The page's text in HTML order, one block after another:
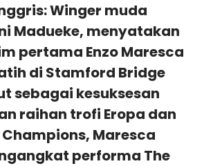
Winger muda
Madueke, menyatakan
pertama Enzo Maresca
di Stamford Bridge
sebagai kesuksesan
raihan trofi Eropa dan
Maresca
performa The